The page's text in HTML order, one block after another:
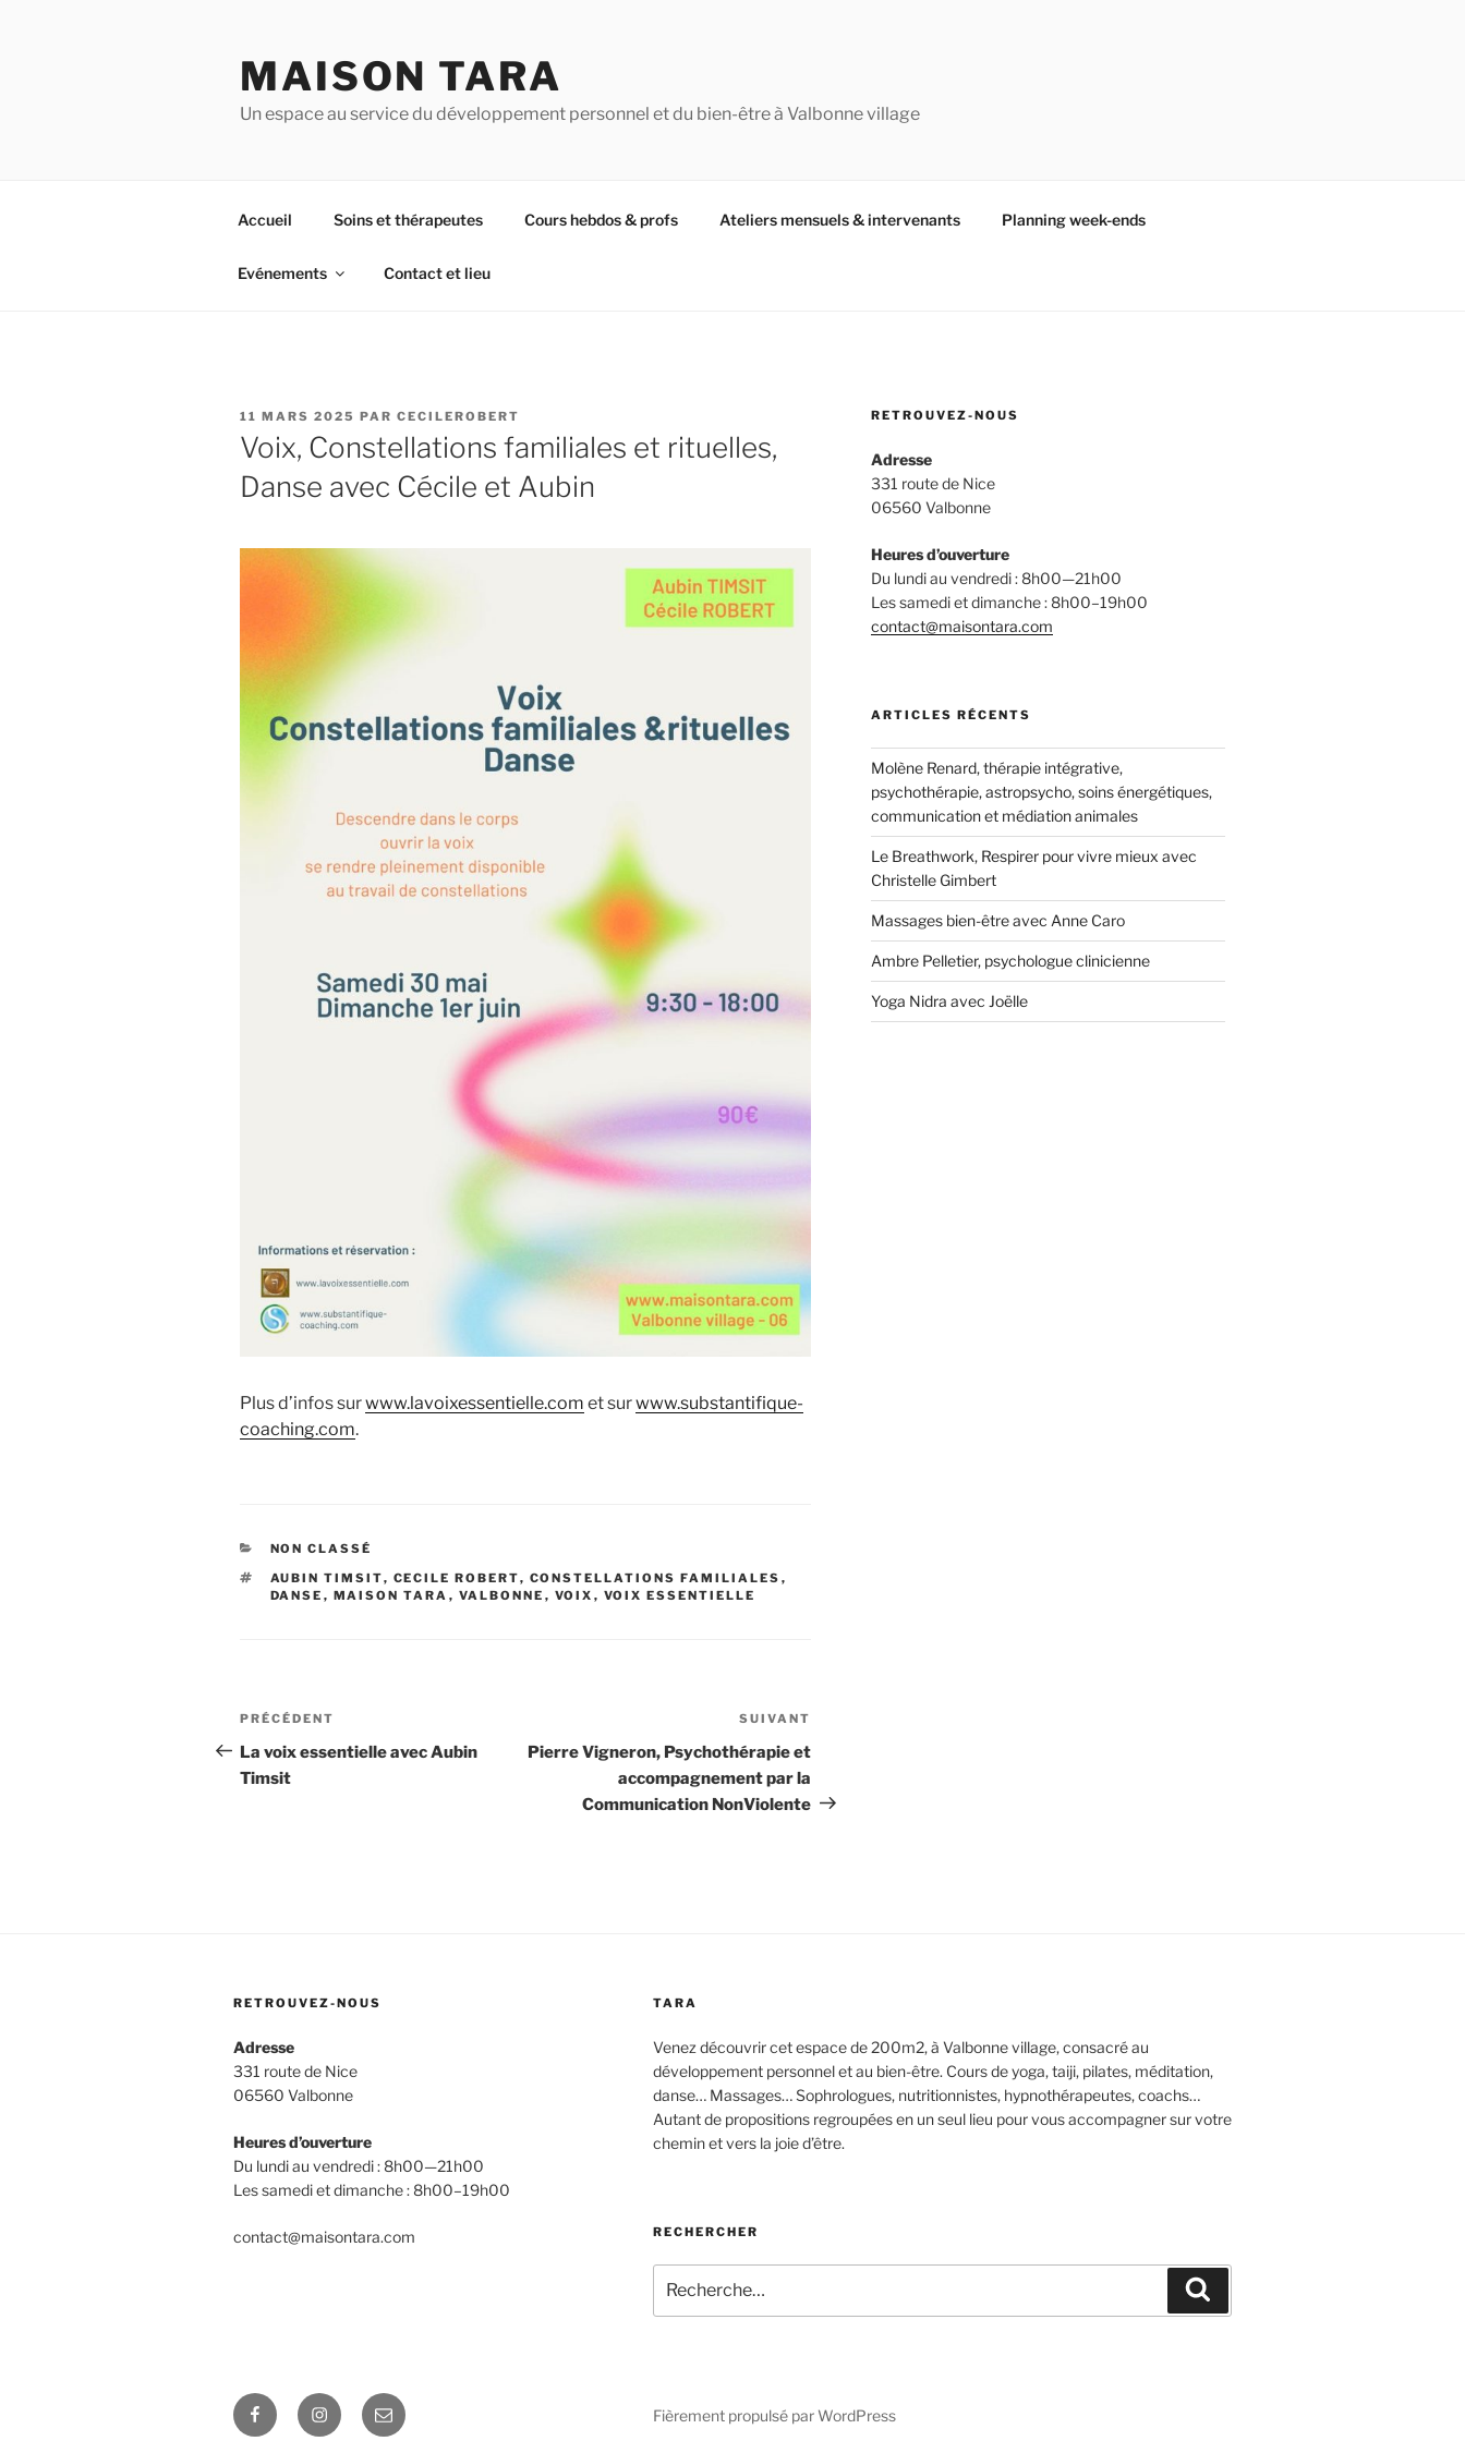
MAISON TARA
Un espace au service du développement personnel et du bien-être à Valbonne village
Accueil Soins et thérapeutes Cours hebdos & profs Ateliers mensuels & intervenants Planning week-ends
Evénements Contact et lieu
PUBLIÉ
LE
11 MARS 2025 PAR CECILEROBERT
Voix, Constellations familiales et rituelles,
Danse avec Cécile et Aubin
Plus d’infos surwww.lavoixessentielle.com et surwww.substantifique-
coaching.com.
CATÉGORIES
NON CLASSÉ
ÉTIQUETTES
AUBIN TIMSIT, CECILE ROBERT, CONSTELLATIONS FAMILIALES ,
DANSE , MAISON TARA , VALBONNE , VOIX , VOIX ESSENTIELLE
Navigation
de
l’article
Article
précédent
PRÉCÉDENT
La voix essentielle avec Aubin
Timsit
suivant
SUIVANT
Pierre Vigneron, Psychothérapie et
accompagnement par la
Communication NonViolente
RETROUVEZ-NOUS
Adresse
331 route de Nice
06560 Valbonne
Heures d’ouverture
Du lundi au vendredi : 8h00—21h00
Les samedi et dimanche : 8h00–19h00
contact@maisontara.com
ARTICLES RÉCENTS
Molène Renard, thérapie intégrative,
psychothérapie, astropsycho, soins énergétiques,
communication et médiation animales
Le Breathwork, Respirer pour vivre mieux avec
Christelle Gimbert
Massages bien-être avec Anne Caro
Ambre Pelletier, psychologue clinicienne
Yoga Nidra avec Joëlle
RETROUVEZ-NOUS
Adresse
331 route de Nice
06560 Valbonne
Heures d’ouverture
Du lundi au vendredi : 8h00—21h00
Les samedi et dimanche : 8h00–19h00
contact@maisontara.com
TARA
Venez découvrir cet espace de 200m2, à Valbonne village, consacré au
développement personnel et au bien-être. Cours de yoga, taiji, pilates, méditation,
danse… Massages… Sophrologues, nutritionnistes, hypnothérapeutes, coachs…
Autant de propositions regroupées en un seul lieu pour vous accompagner sur votre
chemin et vers la joie d’être.
RECHERCHER
pour
:
FacebookInstagram
E-
mail
Fièrement propulsé par WordPress